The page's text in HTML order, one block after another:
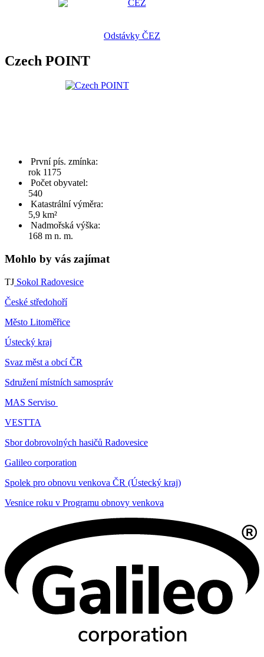
Odstávky ČEZ
Czech POINT
První pís. zmínka:
rok 1175
Počet obyvatel:
540
Katastrální výměra:
5,9 km²
Nadmořská výška:
168 m n. m.
Mohlo by vás zajímat
TJ Sokol Radovesice
České středohoří
Město Litoměřice
Ústecký kraj
Svaz měst a obcí ČR
Sdružení místních samospráv
MAS Serviso
VESTTA
Sbor dobrovolných hasičů Radovesice
Galileo corporation
Spolek pro obnovu venkova ČR (Ústecký kraj)
Vesnice roku v Programu obnovy venkova